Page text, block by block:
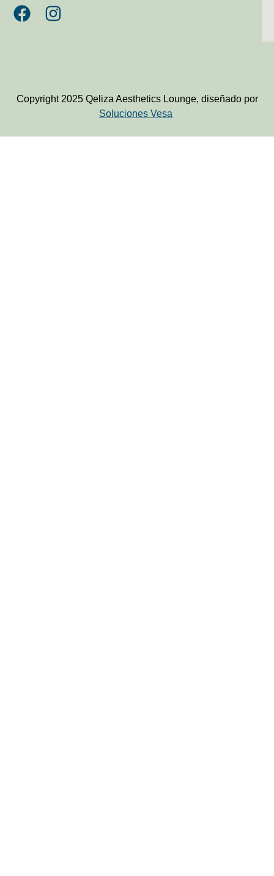
Copyright 2025 Qeliza Aesthetics Lounge, diseñado por
Soluciones Vesa